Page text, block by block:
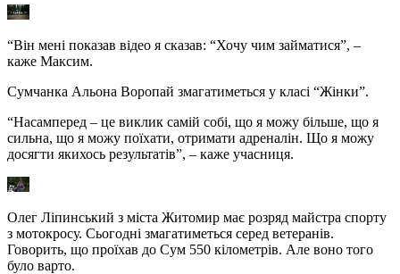
“Він мені показав відео я сказав: “Хочу чим займатися”, –
каже Максим.
Сумчанка Альона Воропай змагатиметься у класі “Жінки”.
“Насамперед – це виклик самій собі, що я можу більше, що я
сильна, що я можу поїхати, отримати адреналін. Що я можу
досягти якихось результатів”, – каже учасниця.
Олег Ліпинський з міста Житомир має розряд майстра спорту
з мотокросу. Сьогодні змагатиметься серед ветеранів.
Говорить, що проїхав до Сум 550 кілометрів. Але воно того
було варто.